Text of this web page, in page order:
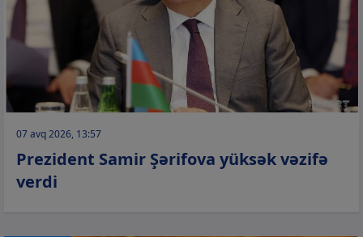
07 avq 2026, 13:57
Prezident Samir Şərifova yüksək vəzifə
verdi